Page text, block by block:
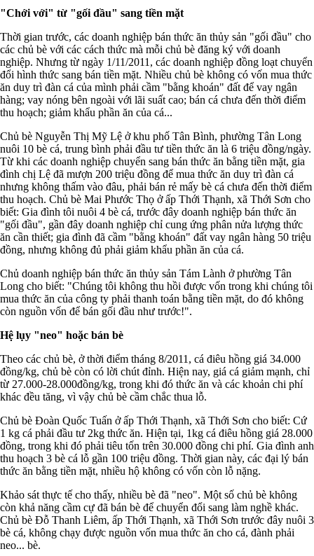
"Chới với" từ "gối đầu" sang tiền mặt
Thời gian trước, các doanh nghiệp bán thức ăn thủy sản "gối đầu" cho
các chủ bè với các cách thức mà mỗi chủ bè đăng ký với doanh
nghiệp. Nhưng từ ngày 1/11/2011, các doanh nghiệp đồng loạt chuyển
đổi hình thức sang bán tiền mặt. Nhiều chủ bè không có vốn mua thức
ăn duy trì đàn cá của mình phải cầm "bằng khoán" đất để vay ngân
hàng; vay nóng bên ngoài với lãi suất cao; bán cá chưa đến thời điểm
thu hoạch; giảm khẩu phần ăn của cá...
Chủ bè Nguyễn Thị Mỹ Lệ ở khu phố Tân Bình, phường Tân Long
nuôi 10 bè cá, trung bình phải đầu tư tiền thức ăn là 6 triệu đồng/ngày.
Từ khi các doanh nghiệp chuyển sang bán thức ăn bằng tiền mặt, gia
đình chị Lệ đã mượn 200 triệu đồng để mua thức ăn duy trì đàn cá
nhưng không thấm vào đâu, phải bán rẻ mấy bè cá chưa đến thời điểm
thu hoạch. Chủ bè Mai Phước Thọ ở ấp Thới Thạnh, xã Thới Sơn cho
biết: Gia đình tôi nuôi 4 bè cá, trước đây doanh nghiệp bán thức ăn
"gối đầu", gần đây doanh nghiệp chỉ cung ứng phân nửa lượng thức
ăn cần thiết; gia đình đã cầm "bằng khoán" đất vay ngân hàng 50 triệu
đồng, nhưng không đủ phải giảm khẩu phần ăn của cá.
Chủ doanh nghiệp bán thức ăn thủy sản Tám Lành ở phường Tân
Long cho biết: "Chúng tôi không thu hồi được vốn trong khi chúng tôi
mua thức ăn của công ty phải thanh toán bằng tiền mặt, do đó không
còn nguồn vốn để bán gối đầu như trước!".
Hệ lụy "neo" hoặc bán bè
Theo các chủ bè, ở thời điểm tháng 8/2011, cá điêu hồng giá 34.000
đồng/kg, chủ bè còn có lời chút đỉnh. Hiện nay, giá cá giảm mạnh, chỉ
từ 27.000-28.000đồng/kg, trong khi đó thức ăn và các khoản chi phí
khác đều tăng, vì vậy chủ bè cầm chắc thua lỗ.
Chủ bè Đoàn Quốc Tuấn ở ấp Thới Thạnh, xã Thới Sơn cho biết: Cứ
1 kg cá phải đầu tư 2kg thức ăn. Hiện tại, 1kg cá điêu hồng giá 28.000
đồng, trong khi đó phải tiêu tốn trên 30.000 đồng chi phí. Gia đình anh
thu hoạch 3 bè cá lỗ gần 100 triệu đồng. Thời gian này, các đại lý bán
thức ăn bằng tiền mặt, nhiều hộ không có vốn còn lỗ nặng.
Khảo sát thực tế cho thấy, nhiều bè đã "neo". Một số chủ bè không
còn khả năng cầm cự đã bán bè để chuyển đổi sang làm nghề khác.
Chủ bè Đỗ Thanh Liêm, ấp Thới Thạnh, xã Thới Sơn trước đây nuôi 3
bè cá, không chạy được nguồn vốn mua thức ăn cho cá, đành phải
neo... bè.